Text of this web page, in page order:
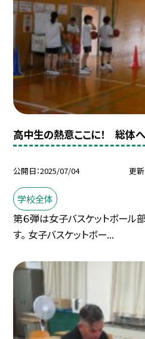
高中生の熱意ここに！ 総体
公開日 2025/07/04 更
学校全体
第６弾は女子バスケットボール
す。 女子バスケットボー...